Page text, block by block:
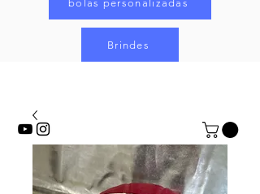
bolas personalizadas
Brindes